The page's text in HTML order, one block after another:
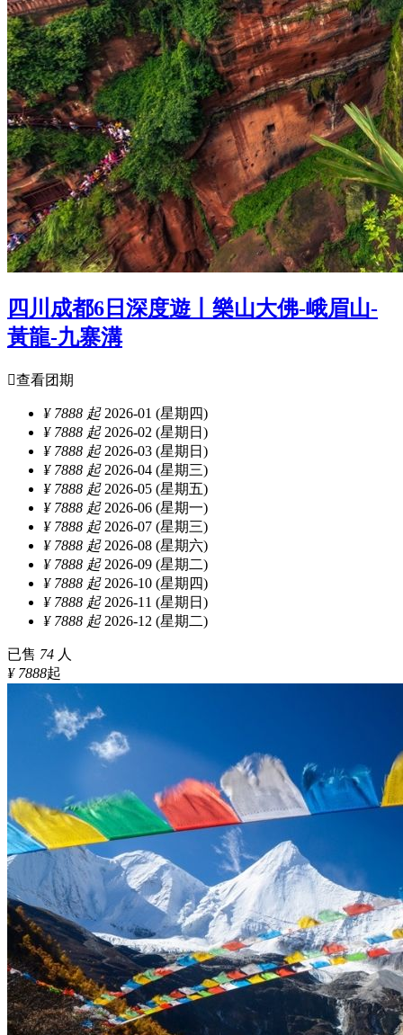
四川成都6日深度遊丨樂山大佛-峨眉山-
黃龍-九寨溝
查看团期
¥ 7888 起2026-01 (星期四)
¥ 7888 起2026-02 (星期日)
¥ 7888 起2026-03 (星期日)
¥ 7888 起2026-04 (星期三)
¥ 7888 起2026-05 (星期五)
¥ 7888 起2026-06 (星期一)
¥ 7888 起2026-07 (星期三)
¥ 7888 起2026-08 (星期六)
¥ 7888 起2026-09 (星期二)
¥ 7888 起2026-10 (星期四)
¥ 7888 起2026-11 (星期日)
¥ 7888 起2026-12 (星期二)
已售 74 人
¥ 7888起